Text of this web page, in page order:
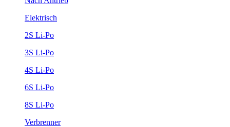
Elektrisch
2S Li-Po
3S Li-Po
4S Li-Po
6S Li-Po
8S Li-Po
Verbrenner